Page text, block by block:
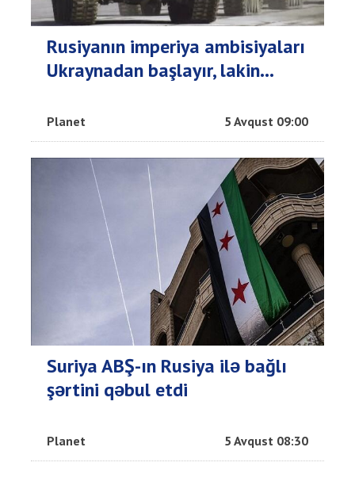
Rusiyanın imperiya ambisiyaları
Ukraynadan başlayır, lakin...
Planet 5 Avqust 09:00
Suriya ABŞ-ın Rusiya ilə bağlı
şərtini qəbul etdi
Planet 5 Avqust 08:30